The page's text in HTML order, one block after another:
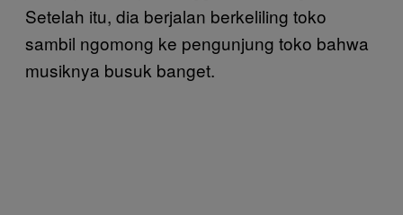
Setelah itu, dia berjalan berkeliling toko
sambil ngomong ke pengunjung toko bahwa
musiknya busuk banget.